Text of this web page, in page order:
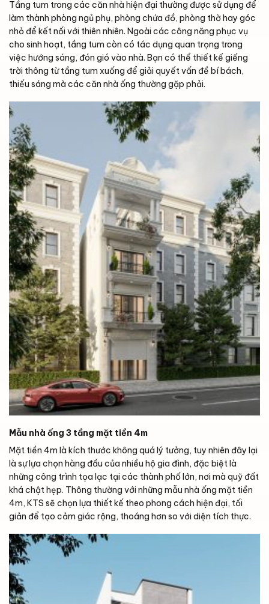
Tầng tum trong các căn nhà hiện đại thường được sử dụng để
làm thành phòng ngủ phụ, phòng chứa đồ, phòng thờ hay góc
nhỏ để kết nối với thiên nhiên. Ngoài các công năng phục vụ
cho sinh hoạt, tầng tum còn có tác dụng quan trọng trong
việc hướng sáng, đón gió vào nhà. Bạn có thể thiết kế giếng
trời thông từ tầng tum xuống để giải quyết vấn đề bí bách,
thiếu sáng mà các căn nhà ống thường gặp phải.
Mẫu nhà ống 3 tầng mặt tiền 4m
Mặt tiền 4m là kích thước không quá lý tưởng, tuy nhiên đây lại
là sự lựa chọn hàng đầu của nhiều hộ gia đình, đặc biệt là
những công trình tọa lạc tại các thành phố lớn, nơi mà quỹ đất
khá chật hẹp. Thông thường với những mẫu nhà ống mặt tiền
4m, KTS sẽ chọn lựa thiết kế theo phong cách hiện đại, tối
giản để tạo cảm giác rộng, thoáng hơn so với diện tích thực.